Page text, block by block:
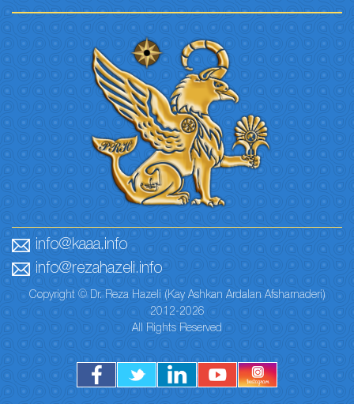
info@kaaa.info
info@rezahazeli.info
Copyright © Dr. Reza Hazeli (Kay Ashkan Ardalan Afsharnaderi)
2012-2026
All Rights Reserved